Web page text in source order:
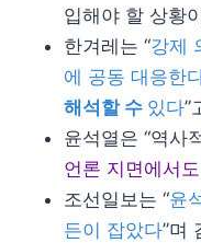
입해야 할 상황
한겨레는 “강제
에 공동 대응한
해석할 수 있다”
윤석열은 “역사
언론 지면에서
조선일보는 “윤
든이 잡았다”며